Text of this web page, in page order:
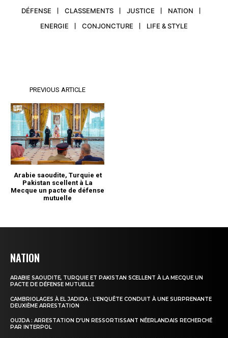
NATION
ARABIE SAOUDITE, TURQUIE ET PAKISTAN SCELLENT À LA MECQUE UN
PACTE DE DÉFENSE MUTUELLE
CAMBRIOLAGES À EL JADIDA : L’ENQUÊTE CONDUIT À UNE SURPRENANTE
DEUXIÈME ARRESTATION
OUJDA : ARRESTATION D’UN RESSORTISSANT NÉERLANDAIS RECHERCHÉ
PAR INTERPOL